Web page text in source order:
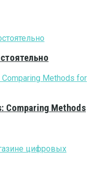
Comparing Methods